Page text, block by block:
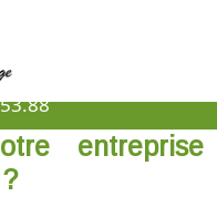
entreprise